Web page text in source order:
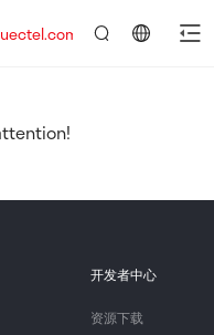
开发者中心
资源下载